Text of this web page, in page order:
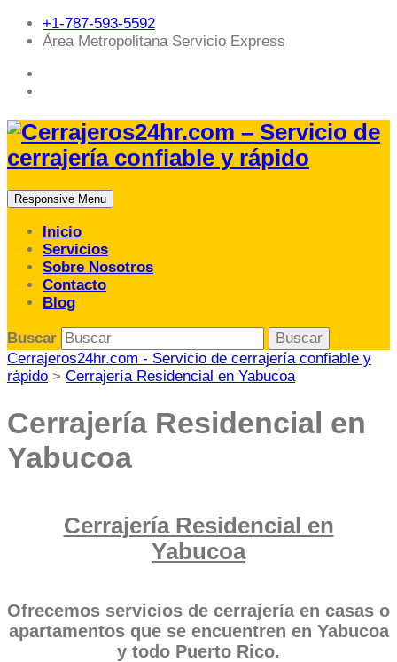
+1-787-593-5592
Área Metropolitana Servicio Express
Responsive Menu
Inicio
Servicios
Sobre Nosotros
Contacto
Blog
Buscar
Cerrajeros24hr.com - Servicio de cerrajería confiable y
rápido > Cerrajería Residencial en Yabucoa
Cerrajería Residencial en
Yabucoa
Cerrajería Residencial en
Yabucoa
Ofrecemos servicios de cerrajería en casas o
apartamentos que se encuentren en Yabucoa
y todo Puerto Rico.